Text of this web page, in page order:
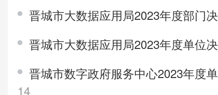
晋城市大数据应用局2023年度部门
晋城市大数据应用局2023年度单位
晋城市数字政府服务中心2023年度
14